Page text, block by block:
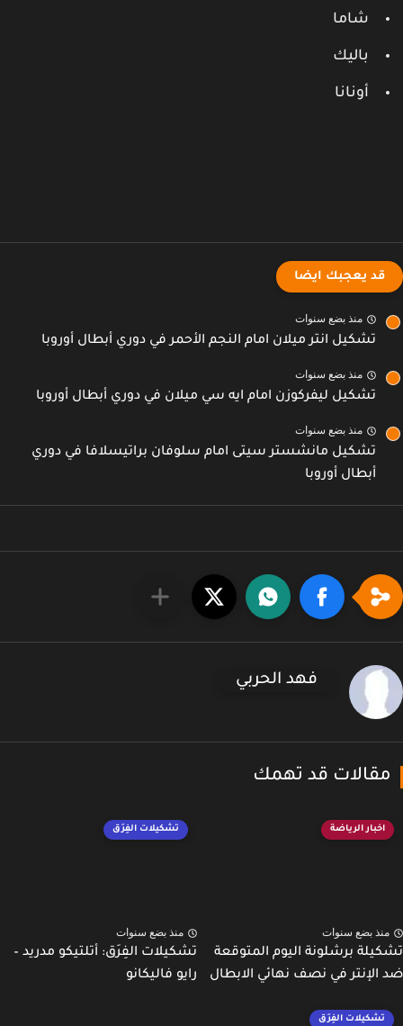
شاما
باليك
أونانا
قد يعجبك ايضا
منذ بضع سنوات
تشكيل انتر ميلان امام النجم الأحمر في دوري أبطال أوروبا
منذ بضع سنوات
تشكيل ليفركوزن امام ايه سي ميلان في دوري أبطال أوروبا
منذ بضع سنوات
تشكيل مانشستر سيتى امام سلوفان براتيسلافا في دوري
أبطال أوروبا
فهد الحربي
قد تهمك
اخبار الرياضة
بضع سنوات
برشلونة اليوم المتوقعة
في نصف نهائي الابطال
تشكيلات الفِرَق
منذ بضع سنوات
تشكيلات الفِرَق: أتلتيكو مدريد –
رايو فاليكانو
تشكيلات الفِرَق